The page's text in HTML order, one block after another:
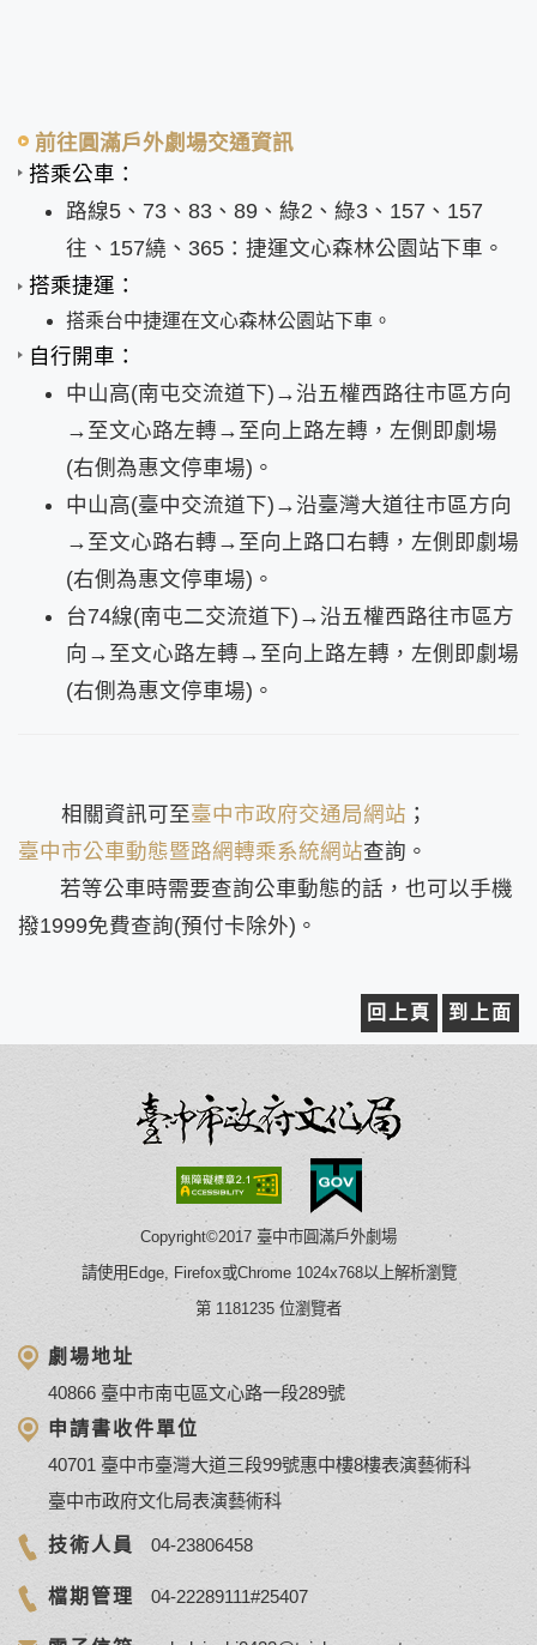
前往圓滿戶外劇場交通資訊
搭乘公車：
路線5、73、83、89、綠2、綠3、157、157
往、157繞、365：捷運文心森林公園站下車。
搭乘捷運：
搭乘台中捷運在文心森林公園站下車。
自行開車：
中山高(南屯交流道下)→沿五權西路往市區方向
→至文心路左轉→至向上路左轉，左側即劇場
(右側為惠文停車場)。
中山高(臺中交流道下)→沿臺灣大道往市區方向
→至文心路右轉→至向上路口右轉，左側即劇場
(右側為惠文停車場)。
台74線(南屯二交流道下)→沿五權西路往市區方
向→至文心路左轉→至向上路左轉，左側即劇場
(右側為惠文停車場)。
相關資訊可至臺中市政府交通局網站 ；
臺中市公車動態暨路網轉乘系統網站查詢。
若等公車時需要查詢公車動態的話，也可以手機
撥1999免費查詢(預付卡除外)。
回上頁 到上面
Copyright©2017 臺中市圓滿戶外劇場
請使用Edge, Firefox或Chrome 1024x768以上解析瀏覽
第 1181235 位瀏覽者
劇場地址
40866 臺中市南屯區文心路一段289號
申請書收件單位
40701 臺中市臺灣大道三段99號惠中樓8樓表演藝術科
臺中市政府文化局表演藝術科
技術人員 04-23806458
檔期管理 04-22289111#25407